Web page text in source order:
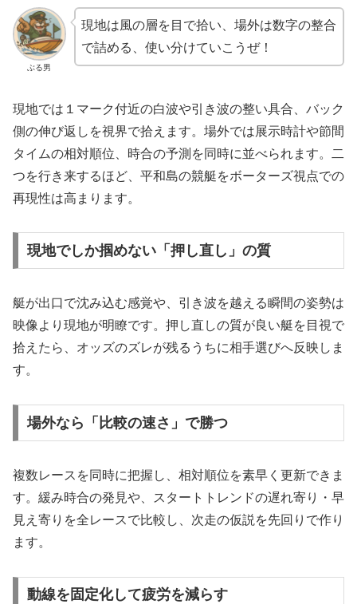
ぶる男
現地は風の層を目で拾い、場外は数字の整合
で詰める、使い分けていこうぜ！
現地では１マーク付近の白波や引き波の整い具合、バック
側の伸び返しを視界で拾えます。場外では展示時計や節間
タイムの相対順位、時合の予測を同時に並べられます。二
つを行き来するほど、平和島の競艇をボーターズ視点での
再現性は高まります。
現地でしか掴めない「押し直し」の質
艇が出口で沈み込む感覚や、引き波を越える瞬間の姿勢は
映像より現地が明瞭です。押し直しの質が良い艇を目視で
拾えたら、オッズのズレが残るうちに相手選びへ反映しま
す。
場外なら「比較の速さ」で勝つ
複数レースを同時に把握し、相対順位を素早く更新できま
す。緩み時合の発見や、スタートトレンドの遅れ寄り・早
見え寄りを全レースで比較し、次走の仮説を先回りで作り
ます。
動線を固定化して疲労を減らす